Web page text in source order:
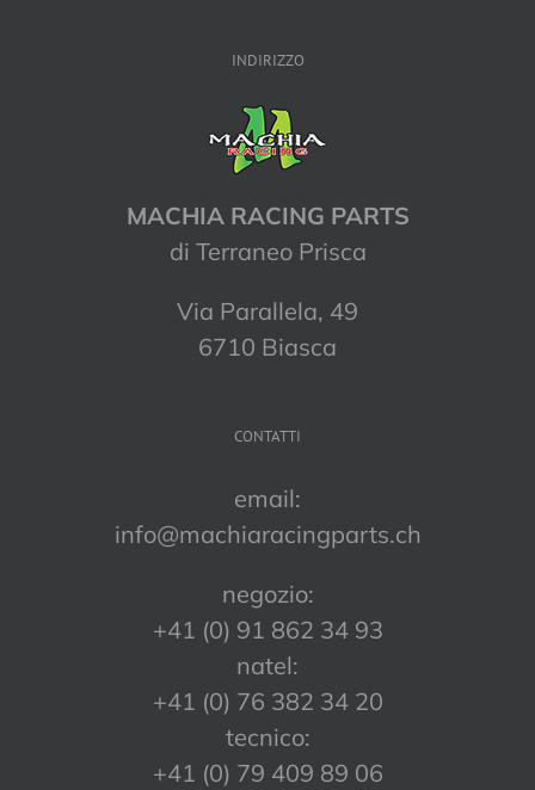
INDIRIZZO
MACHIA RACING PARTS
di Terraneo Prisca
Via Parallela, 49
6710 Biasca
CONTATTI
email:
info@machiaracingparts.ch
negozio:
+41 (0) 91 862 34 93
natel:
+41 (0) 76 382 34 20
tecnico:
+41 (0) 79 409 89 06